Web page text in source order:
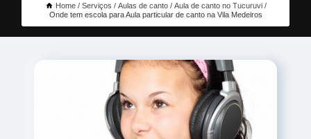
Home Serviços Aulas de canto
Aula de canto no Tucuruvi
Onde tem escola para Aula particular de canto na Vila Medeiros